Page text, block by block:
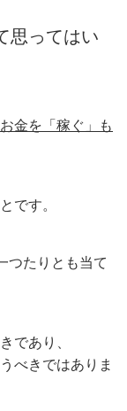
思ってはい
金を「稼ぐ」も
です。
つたりとも当て
であり、
べきではありま